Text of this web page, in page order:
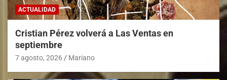
ACTUALIDAD
Cristian Pérez volverá a Las Ventas en
septiembre
7 agosto, 2026 Mariano